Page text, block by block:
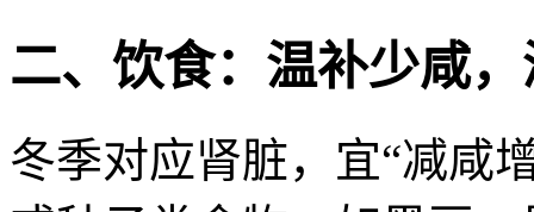
二、饮食：温补少咸
冬季对应肾脏，宜“减咸